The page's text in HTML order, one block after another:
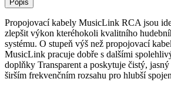
Popis
Propojovací kabely MusicLink RCA jsou
zlepšit výkon kteréhokoli kvalitního
systému. O stupeň výš než propojovací
MusicLink pracuje dobře s dalšími
doplňky Transparent a poskytuje čistý,
širším frekvenčním rozsahu pro hlubší